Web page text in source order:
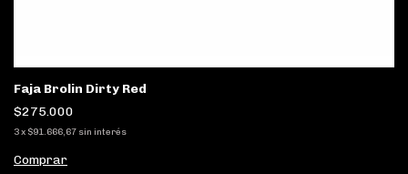
Faja Brolin Dirty Red
$275.000
3x $91.666,67 sin interés
Comprar